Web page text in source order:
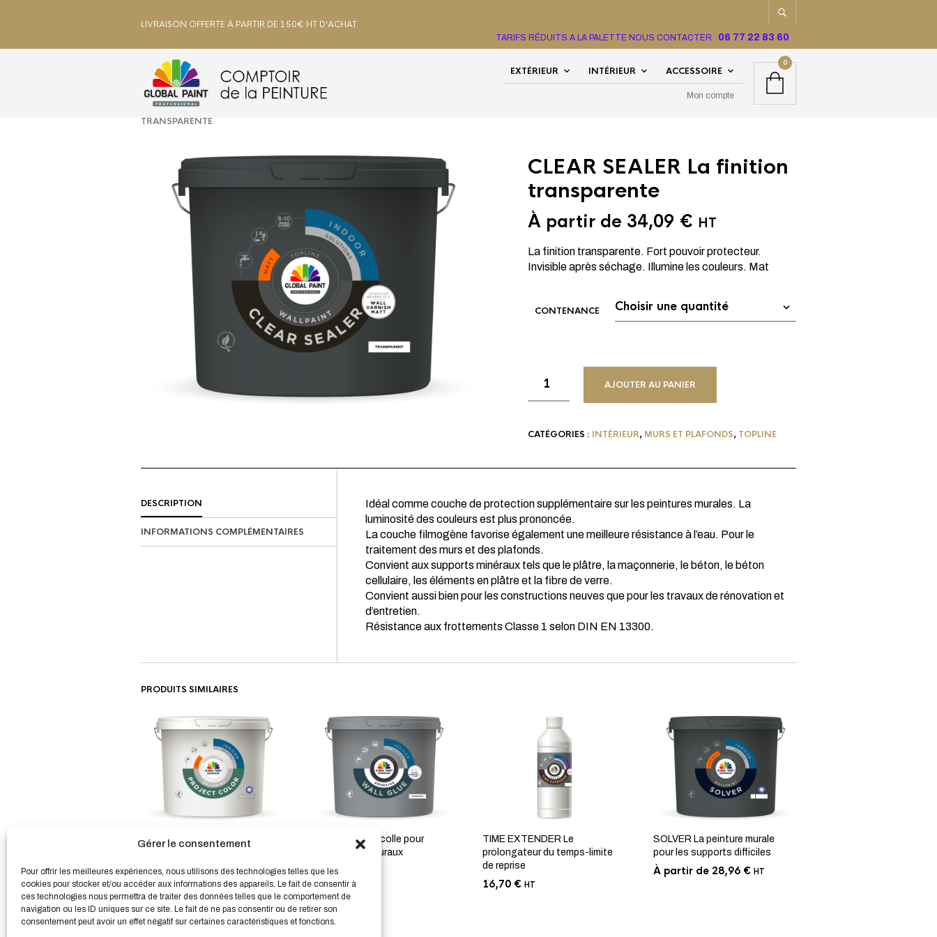
Gérer le consentement
Pour offrir les meilleures expériences, nous utilisons des technologies telles que les
cookies pour stocker et/ou accéder aux informations des appareils. Le fait de consentir à
ces technologies nous permettra de traiter des données telles que le comportement de
navigation ou les ID uniques sur ce site. Le fait de ne pas consentir ou de retirer son
consentement peut avoir un effet négatif sur certaines caractéristiques et fonctions.
LIVRAISON OFFERTE À PARTIR DE 150€ HT D'ACHAT
TARIFS RÉDUITS A LA PALETTE NOUS CONTACTER : 06 77 22 83 60
EXTÉRIEUR INTÉRIEUR ACCESSOIRE
Mon compte
0
ACCUEIL/INTÉRIEUR
TRANSPARENTE
CLEAR SEALER La finition
transparente
À partir de 34,09 € HT
La finition transparente. Fort pouvoir protecteur.
Invisible après séchage. Illumine les couleurs. Mat
CONTENANCE
AJOUTER AU PANIER
CATÉGORIES : INTÉRIEUR, MURS ET PLAFONDS, TOPLINE
DESCRIPTION
INFORMATIONS COMPLÉMENTAIRES
Idéal comme couche de protection supplémentaire sur les peintures murales. La
luminosité des couleurs est plus prononcée.
La couche filmogène favorise également une meilleure résistance à l’eau. Pour le
traitement des murs et des plafonds.
Convient aux supports minéraux tels que le plâtre, la maçonnerie, le béton, le béton
cellulaire, les éléments en plâtre et la fibre de verre.
Convient aussi bien pour les constructions neuves que pour les travaux de rénovation et
d’entretien.
Résistance aux frottements Classe 1 selon DIN EN 13300.
PRODUITS SIMILAIRES
PROJECT COLOR La peinture
À partir de35,32€ HT
WALL GLUE La colle pour
revêtements muraux
72,10
TIME EXTENDER Le
prolongateur du temps-limite
de reprise
16,70 € HT
SOLVER La peinture murale
pour les supports difficiles
À partir de 28,96 € HT